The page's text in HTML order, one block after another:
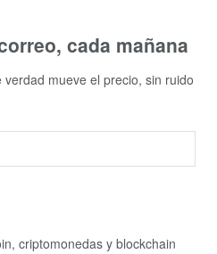
cada mañana
mueve el precio, sin ruido
criptomonedas y blockchain